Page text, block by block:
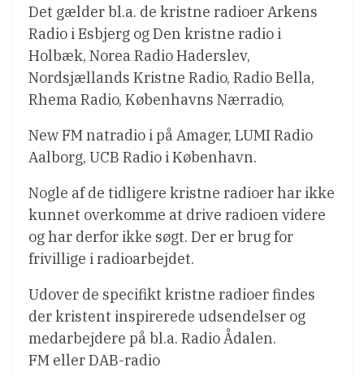
Det gælder bl.a. de kristne radioer Arkens
Radio i Esbjerg og Den kristne radio i
Holbæk, Norea Radio Haderslev,
Nordsjællands Kristne Radio, Radio Bella,
Rhema Radio, Københavns Nærradio,
New FM natradio i på Amager, LUMI Radio
Aalborg, UCB Radio i København.
Nogle af de tidligere kristne radioer har ikke
kunnet overkomme at drive radioen videre
og har derfor ikke søgt. Der er brug for
frivillige i radioarbejdet.
Udover de specifikt kristne radioer findes
der kristent inspirerede udsendelser og
medarbejdere på bl.a. Radio Ådalen.
FM eller DAB-radio